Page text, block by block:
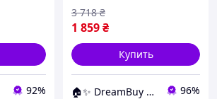
92%
1 859₴
3 718 ₴
Купить
🏠✨ DreamBuy ✨🏠 96%